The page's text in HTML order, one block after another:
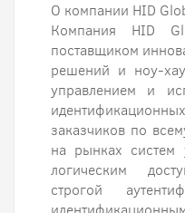
О компании HID
Компания HID
поставщиком
решений и ноу-
управлением и
заказчиков по
на рынках систем
логическим
строгой